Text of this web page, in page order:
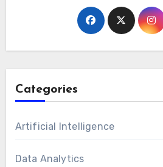
Categories
Artificial Intelligence
Data Analytics